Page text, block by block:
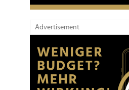
Advertisement